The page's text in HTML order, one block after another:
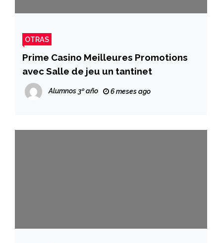
OTRAS
Prime Casino Meilleures Promotions
avec Salle de jeu un tantinet
Alumnos 3º año 6 meses ago